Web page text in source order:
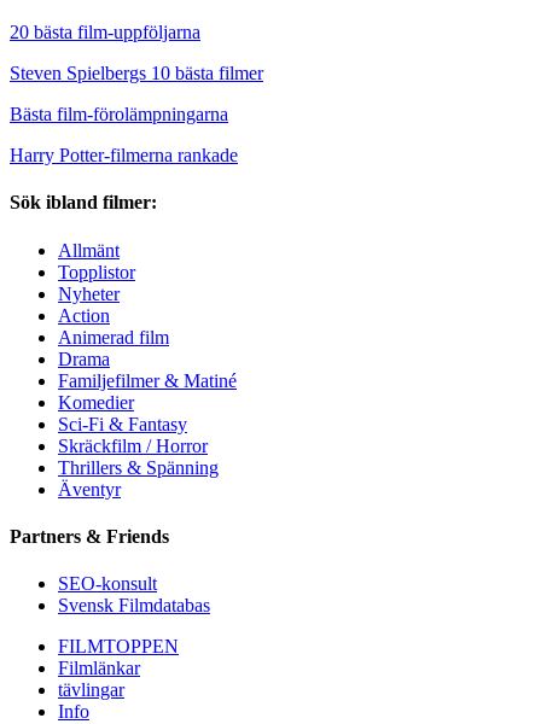
20 bästa film-uppföljarna
Steven Spielbergs 10 bästa filmer
Bästa film-förolämpningarna
Harry Potter-filmerna rankade
Sök ibland filmer:
Allmänt
Topplistor
Nyheter
Action
Animerad film
Drama
Familjefilmer & Matiné
Komedier
Sci-Fi & Fantasy
Skräckfilm / Horror
Thrillers & Spänning
Äventyr
Partners & Friends
SEO-konsult
Svensk Filmdatabas
FILMTOPPEN
Filmlänkar
tävlingar
Info